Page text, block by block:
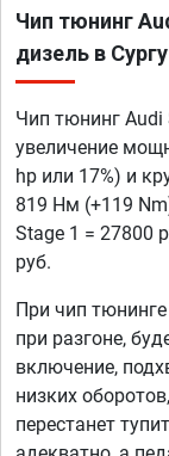
Чип тюнинг
дизель в
Чип тюнинг Audi
увеличение
hp или 17%) и
819 Нм (+119
Stage 1 = 27800
руб.
При чип
при разгоне,
включение,
низких
перестанет